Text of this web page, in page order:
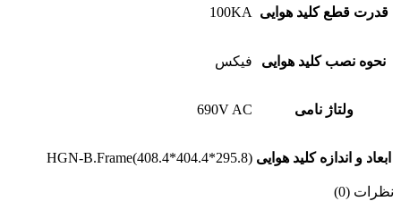
قدرت قطع کلید هوایی 100KA
نحوه نصب کلید هوایی فیکس
ولتاژ نامی 690V AC
ابعاد و اندازه کلید هوایی HGN-B.Frame(408.4*404.4*295.8)
نظرات (0)